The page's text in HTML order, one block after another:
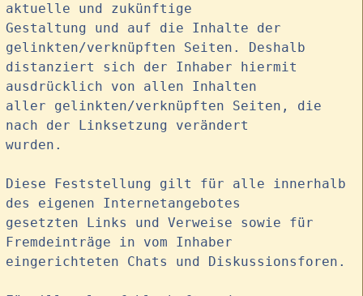
aktuelle und zukünftige
Gestaltung und auf die Inhalte der
gelinkten/verknüpften Seiten. Deshalb
distanziert sich der Inhaber hiermit
ausdrücklich von allen Inhalten
aller gelinkten/verknüpften Seiten, die
nach der Linksetzung verändert
wurden.
Diese Feststellung gilt für alle innerhalb
des eigenen Internetangebotes
gesetzten Links und Verweise sowie für
Fremdeinträge in vom Inhaber
eingerichteten Chats und Diskussionsforen.